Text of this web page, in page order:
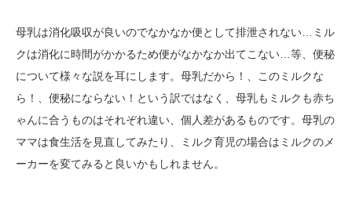
母乳は消化吸収が良いのでなかなか便として排泄されない…ミル
クは消化に時間がかかるため便がなかなか出てこない…等、便秘
について様々な説を耳にします。母乳だから！、このミルクな
ら！、便秘にならない！という訳ではなく、母乳もミルクも赤ち
ゃんに合うものはそれぞれ違い、個人差があるものです。母乳の
ママは食生活を見直してみたり、ミルク育児の場合はミルクのメ
ーカーを変てみると良いかもしれません。